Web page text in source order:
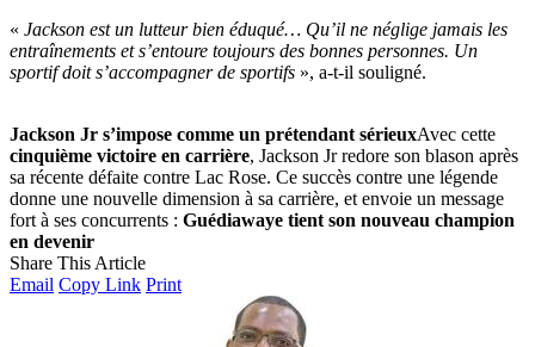
« Jackson est un lutteur bien éduqué… Qu’il ne néglige jamais les
entraînements et s’entoure toujours des bonnes personnes. Un
sportif doit s’accompagner de sportifs », a-t-il souligné.
Jackson Jr s’impose comme un prétendant sérieuxAvec cette
cinquième victoire en carrière, Jackson Jr redore son blason après
sa récente défaite contre Lac Rose. Ce succès contre une légende
donne une nouvelle dimension à sa carrière, et envoie un message
fort à ses concurrents : Guédiawaye tient son nouveau champion
en devenir
Share This Article
Email Copy Link Print